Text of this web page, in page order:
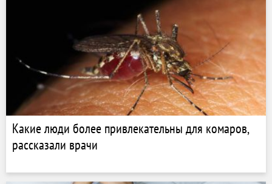
Какие люди более привлекательны для комаров,
рассказали врачи